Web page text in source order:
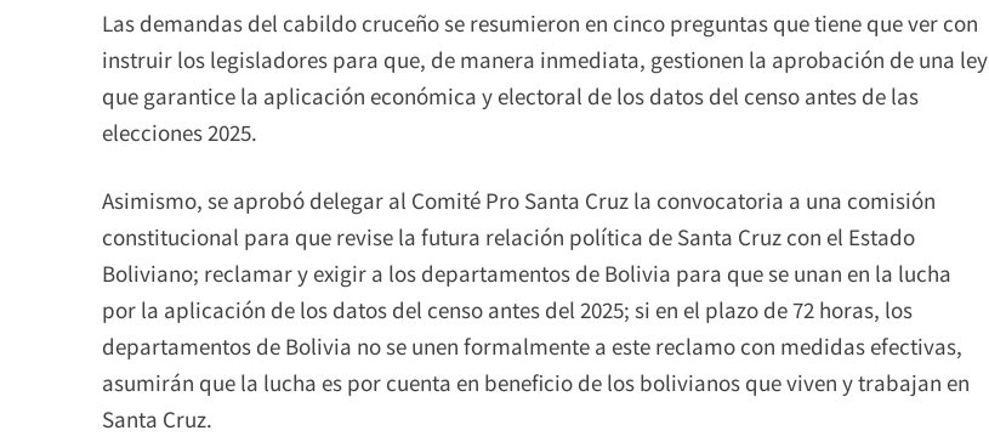
Las demandas del cabildo cruceño se resumieron en cinco preguntas que tiene que ver con
instruir los legisladores para que, de manera inmediata, gestionen la aprobación de una ley
que garantice la aplicación económica y electoral de los datos del censo antes de las
elecciones 2025.
Asimismo, se aprobó delegar al Comité Pro Santa Cruz la convocatoria a una comisión
constitucional para que revise la futura relación política de Santa Cruz con el Estado
Boliviano; reclamar y exigir a los departamentos de Bolivia para que se unan en la lucha
por la aplicación de los datos del censo antes del 2025; si en el plazo de 72 horas, los
departamentos de Bolivia no se unen formalmente a este reclamo con medidas efectivas,
asumirán que la lucha es por cuenta en beneficio de los bolivianos que viven y trabajan en
Santa Cruz.